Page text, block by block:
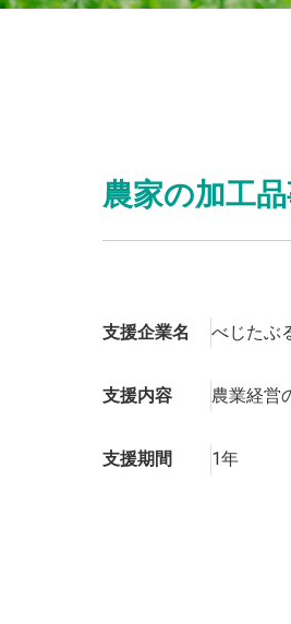
農家の加工
支援企業名 べじたぶ
支援内容 農業経営
支援期間 1年